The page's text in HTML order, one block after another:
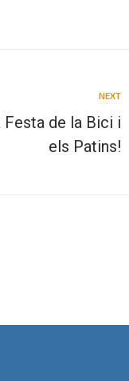
NEXT
Festa de la Bici i
els Patins!